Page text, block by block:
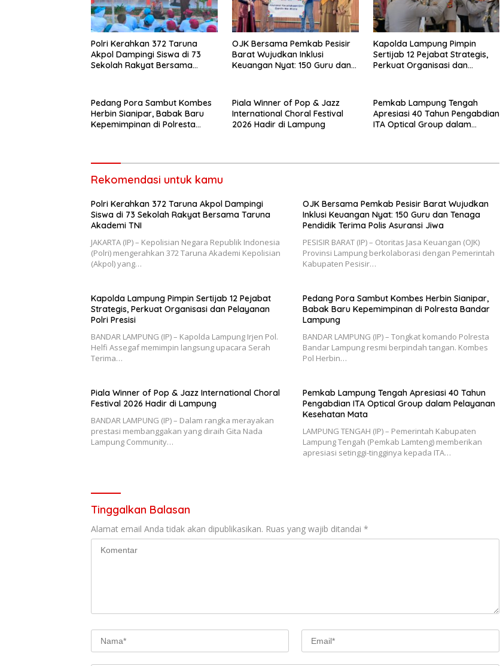
Polri Kerahkan 372 Taruna
Akpol Dampingi Siswa di 73
Sekolah Rakyat Bersama
OJK Bersama Pemkab Pesisir
Barat Wujudkan Inklusi
Keuangan Nyat: 150 Guru dan
Kapolda Lampung Pimpin
Sertijab 12 Pejabat Strategis,
Perkuat Organisasi dan
Pedang Pora Sambut Kombes
Herbin Sianipar, Babak Baru
Kepemimpinan di Polresta
Piala Winner of Pop & Jazz
International Choral Festival
2026 Hadir di Lampung
Pemkab Lampung Tengah
Apresiasi 40 Tahun Pengabdian
ITA Optical Group dalam
Rekomendasi untuk kamu
Polri Kerahkan 372 Taruna Akpol Dampingi
Siswa di 73 Sekolah Rakyat Bersama Taruna
Akademi TNI
JAKARTA (IP) – Kepolisian Negara Republik Indonesia
(Polri) mengerahkan 372 Taruna Akademi Kepolisian
(Akpol) yang…
OJK Bersama Pemkab Pesisir Barat Wujudkan
Inklusi Keuangan Nyat: 150 Guru dan Tenaga
Pendidik Terima Polis Asuransi Jiwa
PESISIR BARAT (IP) – Otoritas Jasa Keuangan (OJK)
Provinsi Lampung berkolaborasi dengan Pemerintah
Kabupaten Pesisir…
Kapolda Lampung Pimpin Sertijab 12 Pejabat
Strategis, Perkuat Organisasi dan Pelayanan
Polri Presisi
BANDAR LAMPUNG (IP) – Kapolda Lampung Irjen Pol.
Helfi Assegaf memimpin langsung upacara Serah
Terima…
Pedang Pora Sambut Kombes Herbin Sianipar,
Babak Baru Kepemimpinan di Polresta Bandar
Lampung
BANDAR LAMPUNG (IP) – Tongkat komando Polresta
Bandar Lampung resmi berpindah tangan. Kombes
Pol Herbin…
Piala Winner of Pop & Jazz International Choral
Festival 2026 Hadir di Lampung
BANDAR LAMPUNG (IP) – Dalam rangka merayakan
prestasi membanggakan yang diraih Gita Nada
Lampung Community…
Pemkab Lampung Tengah Apresiasi 40 Tahun
Pengabdian ITA Optical Group dalam Pelayanan
Kesehatan Mata
LAMPUNG TENGAH (IP) – Pemerintah Kabupaten
Lampung Tengah (Pemkab Lamteng) memberikan
apresiasi setinggi-tingginya kepada ITA…
Tinggalkan Balasan
Alamat email Anda tidak akan dipublikasikan. Ruas yang wajib ditandai *